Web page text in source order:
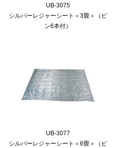
UB-3075
シルバーレジャーシート＜3畳＞（ピ
ン6本付）
UB-3077
シルバーレジャーシート＜6畳＞（ピ